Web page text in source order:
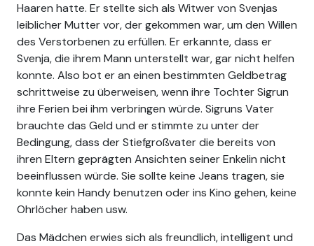
Haaren hatte. Er stellte sich als Witwer von Svenjas
leiblicher Mutter vor, der gekommen war, um den Willen
des Verstorbenen zu erfüllen. Er erkannte, dass er
Svenja, die ihrem Mann unterstellt war, gar nicht helfen
konnte. Also bot er an einen bestimmten Geldbetrag
schrittweise zu überweisen, wenn ihre Tochter Sigrun
ihre Ferien bei ihm verbringen würde. Sigruns Vater
brauchte das Geld und er stimmte zu unter der
Bedingung, dass der Stiefgroßvater die bereits von
ihren Eltern geprägten Ansichten seiner Enkelin nicht
beeinflussen würde. Sie sollte keine Jeans tragen, sie
konnte kein Handy benutzen oder ins Kino gehen, keine
Ohrlöcher haben usw.
Das Mädchen erwies sich als freundlich, intelligent und